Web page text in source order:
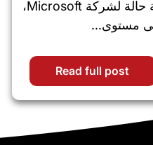
Classter، الواردة في دراسة حالة لشركة Microsoft،
مستوى...
Read full post